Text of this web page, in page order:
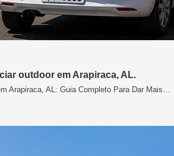
outdoor em Arapiraca, AL.
Arapiraca, AL: Guia Completo Para Dar Mais…